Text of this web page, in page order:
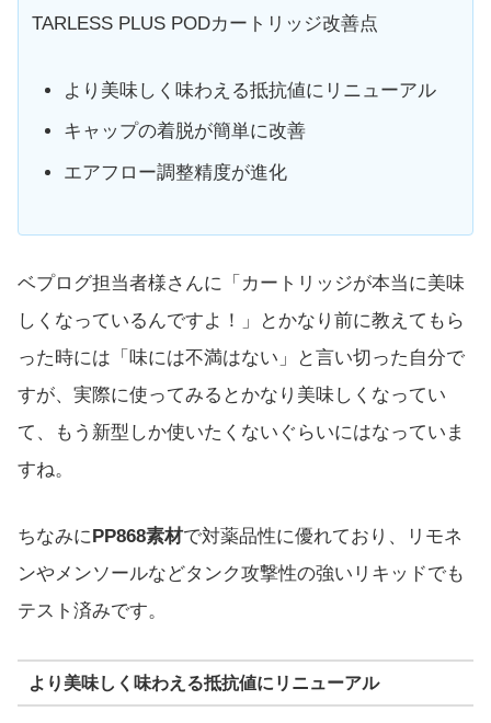
TARLESS PLUS PODカートリッジ改善点
より美味しく味わえる抵抗値にリニューアル
キャップの着脱が簡単に改善
エアフロー調整精度が進化
ベプログ担当者様さんに「カートリッジが本当に美味
しくなっているんですよ！」とかなり前に教えてもら
った時には「味には不満はない」と言い切った自分で
すが、実際に使ってみるとかなり美味しくなってい
て、もう新型しか使いたくないぐらいにはなっていま
すね。
ちなみにPP868素材で対薬品性に優れており、リモネ
ンやメンソールなどタンク攻撃性の強いリキッドでも
テスト済みです。
より美味しく味わえる抵抗値にリニューアル